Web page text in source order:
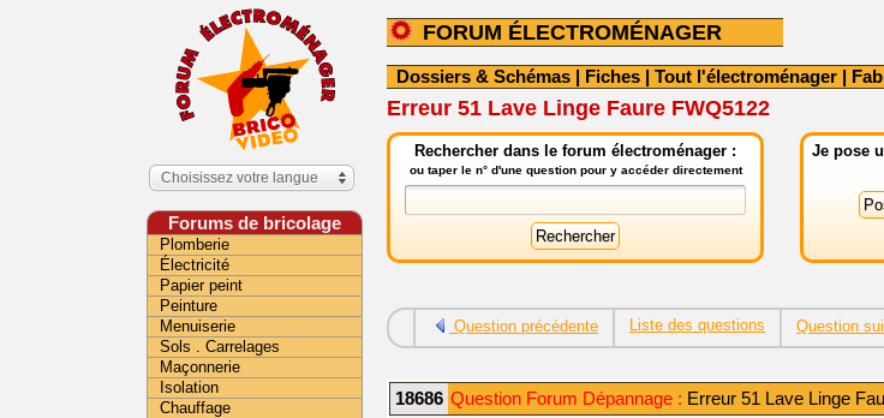
FORUM ÉLECTROMÉNAGER
Dossiers & Schémas | Fiches | Tout l'électroménager |
Erreur 51 Lave Linge Faure FWQ5122
Rechercher dans le forum électroménager :
ou taper le n° d'une question pour y accéder directement
Je pose
Question précédente Liste des questions Question
18686 Question Forum Dépannage : Erreur 51 Lave Linge
Choisissez votre langue
Forums de bricolage
Plomberie
Électricité
Papier peint
Peinture
Menuiserie
Sols . Carrelages
Maçonnerie
Isolation
Chauffage